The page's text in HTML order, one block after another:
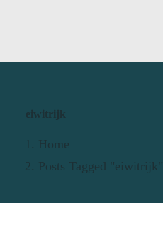
eiwitrijk
Home
Posts Tagged "eiwitrijk"